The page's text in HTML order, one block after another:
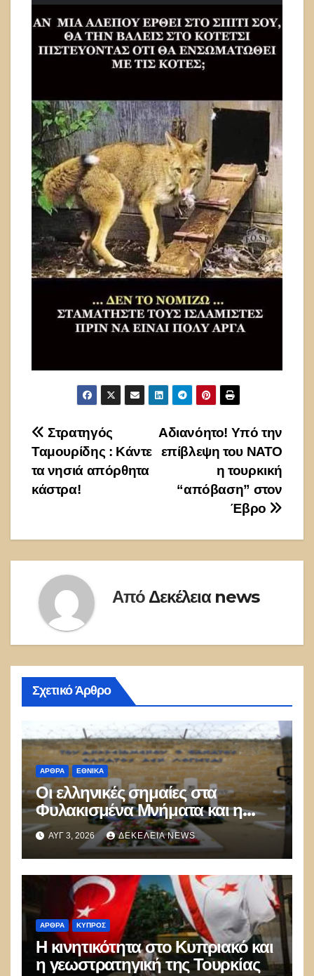
Πλοήγηση
άρθρων
Αδιανόητο! Υπό την
επίβλεψη του ΝΑΤΟ
η τουρκική
“απόβαση” στον
Έβρο
Στρατηγός
Ταμουρίδης : Κάντε
τα νησιά απόρθητα
κάστρα!
Από Δεκέλεια news
Σχετικό Άρθρο
ΑΡΘΡΑ ΕΘΝΙΚΑ
Οι ελληνικές σημαίες στα
Φυλακισμένα Μνήματα και η
λήθη των δικών μας παιδιών
ΑΥΓ 3, 2026 ΔΕΚΈΛΕΙΑ NEWS
ΑΡΘΡΑ ΚΎΠΡΟΣ
Η κινητικότητα στο Κυπριακό και
η γεωστρατηγική της Τουρκίας